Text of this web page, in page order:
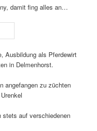
damit fing alles an…
Ausbildung als Pferdewirt
in Delmenhorst.
angefangen zu züchten
stets auf verschiedenen